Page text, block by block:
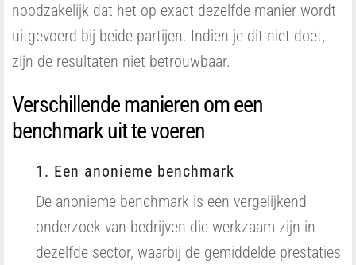
noodzakelijk dat het op exact dezelfde manier wordt
uitgevoerd bij beide partijen. Indien je dit niet doet,
zijn de resultaten niet betrouwbaar.
Verschillende manieren om een
benchmark uit te voeren
1. Een anonieme benchmark
De anonieme benchmark is een vergelijkend
onderzoek van bedrijven die werkzaam zijn in
dezelfde sector, waarbij de gemiddelde prestaties